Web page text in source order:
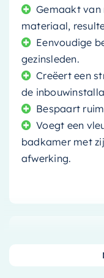
Gemaakt van
materiaal,
Eenvoudige
gezinsleden.
Creëert een
de
Bespaart
Voegt een
badkamer met
afwerking.
Voeg een